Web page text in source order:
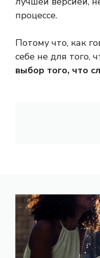
процессе.
Потому что, как
себе не для того,
выбор того, что